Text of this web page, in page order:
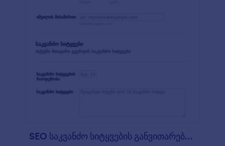
SEO საკვანძო სიტყვების განვითარების მო